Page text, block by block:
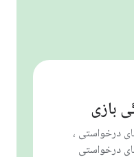
بازی
درخواستی ،
درخواستی